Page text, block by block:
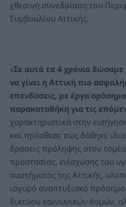
χθεσινή συνεδρίαση του
Συμβουλίου Αττικής.
«Σε αυτά τα 4 χρόνια
να γίνει η Αττική πιο
επενδύσεις, με έργα
παρακαταθήκη για τις
χαρακτηριστικά στην
και πρόσθεσε πως δόθηκε
δράσεις πρόληψης στον τομέα
προστασίας, ενίσχυσης του
συστήματος της Αττικής,
ισχυρό αναπτυξιακό
δικτύου κοινωνικών δομών,